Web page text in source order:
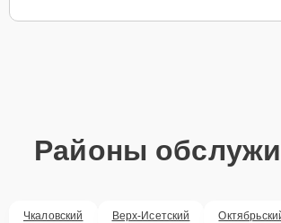
Районы
Чкаловский Верх-Исетский